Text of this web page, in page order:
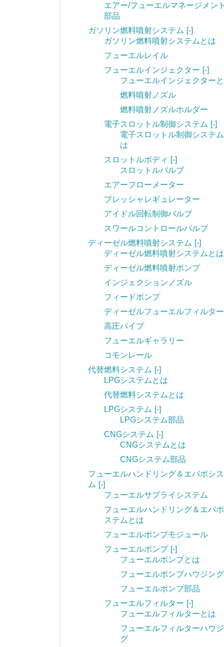
エアー/フューエルマネージメント
部品
ガソリン燃料噴射システム [-]
ガソリン燃料噴射システムとは
フューエルレイル
フューエルインジェクター [-]
フューエルインジェクター
燃料噴射ノズル
燃料噴射ノズルホルダー
電子スロットル制御システム [-]
電子スロットル制御システ
は
スロットルボディ [-]
スロットルバルブ
エアーフローメーター
プレッシャレギュレーター
アイドル回転制御バルブ
スワールコントロールバルブ
ディーゼル燃料噴射システム [-]
ディーゼル燃料噴射システムとは
ディーゼル燃料噴射ポンプ
インジェクションノズル
フィードポンプ
ディーゼルフューエルフィルター
高圧パイプ
フューエルギャラリー
コモンレール
代替燃料システム [-]
LPGシステムとは
代替燃料システムとは
LPGシステム [-]
LPGシステム部品
CNGシステム [-]
CNGシステムとは
CNGシステム部品
フューエルハンドリング＆エバポシ
ム [-]
フューエルサプライシステム
フューエルハンドリング＆エバ
ステムとは
フューエルポンプモジュール
フューエルポンプ [-]
フューエルポンプとは
フューエルポンプハウジング
フューエルポンプ部品
フューエルフィルター [-]
フューエルフィルターとは
フューエルフィルターハウ
グ